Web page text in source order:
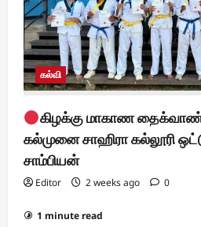
கல்வி
கிழக்கு மாகாண
கல்முனை சாஹிரா கல்லூரி
சாம்பியன்
Editor 2 weeks ago 0
1 minute read